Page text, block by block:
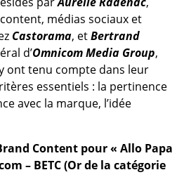
médias sociaux et
Castorama, etBertrand
d’Omnicom Media Group,
ont tenu compte dans leur
essentiels : la pertinence
avec la marque, l’idée
Content pour « Allo Papa
– BETC (Or de la catégorie